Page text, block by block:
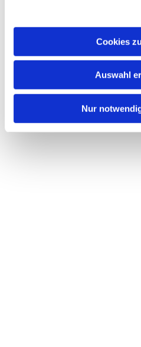
Cookies
Auswahl
Nur
Kirchengemeinde Pfarrei
Hl. Theresa von Avila Berlin
Leitender Pfarrer - Norbert
Behaimstr. 39